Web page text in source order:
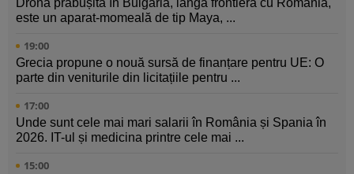
este un aparat-momeală de tip Maya, ...
19:00
Grecia propune o nouă sursă de finanțare pentru UE: O
parte din veniturile din licitațiile pentru ...
17:00
Unde sunt cele mai mari salarii în România și Spania în
2026. IT-ul și medicina printre cele mai ...
15:00